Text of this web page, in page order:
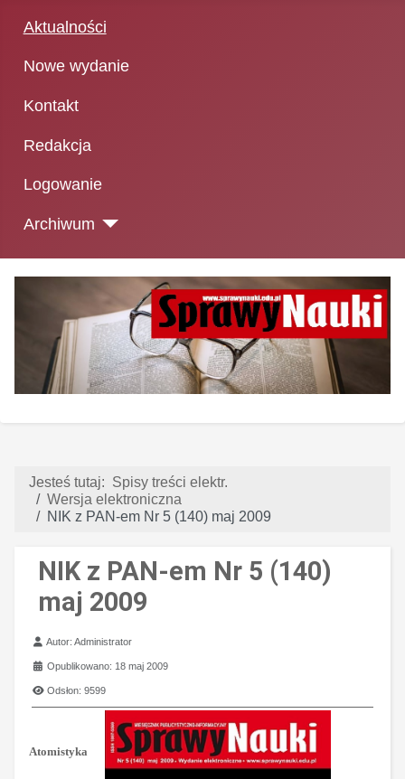
Aktualności
Nowe wydanie
Kontakt
Redakcja
Logowanie
Archiwum
Jesteś tutaj: Spisy treści elektr.
Wersja elektroniczna
NIK z PAN-em Nr 5 (140) maj 2009
NIK z PAN-em Nr 5 (140)
maj 2009
Szczegóły
Autor:Administrator
Opublikowano: 18 maj 2009
Odsłon: 9599
Atomistyka